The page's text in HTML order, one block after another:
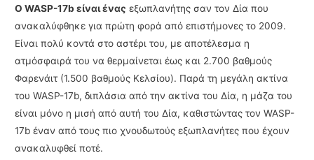
Ο WASP-17b είναι ένας εξωπλανήτης σαν τον Δία που
ανακαλύφθηκε για πρώτη φορά από επιστήμονες το 2009.
Είναι πολύ κοντά στο αστέρι του, με αποτέλεσμα η
ατμόσφαιρά του να θερμαίνεται έως και 2.700 βαθμούς
Φαρενάιτ (1.500 βαθμούς Κελσίου). Παρά τη μεγάλη ακτίνα
του WASP-17b, διπλάσια από την ακτίνα του Δία, η μάζα του
είναι μόνο η μισή από αυτή του Δία, καθιστώντας τον WASP-
17b έναν από τους πιο χνουδωτούς εξωπλανήτες που έχουν
ανακαλυφθεί ποτέ.